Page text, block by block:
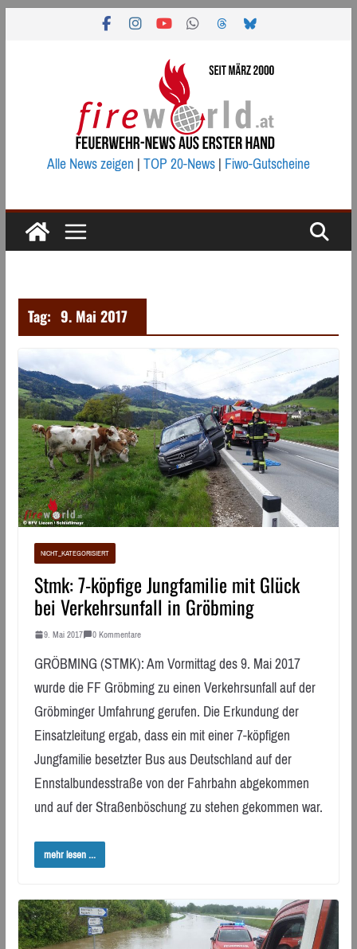
Alle News zeigen|TOP 20-News|Fiwo-Gutscheine
Tag: 9. Mai 2017
NICHT_KATEGORISIERT
Stmk: 7-köpfige Jungfamilie mit Glück
bei Verkehrsunfall in Gröbming
9. Mai 2017 0 Kommentare
GRÖBMING (STMK): Am Vormittag des 9. Mai 2017
wurde die FF Gröbming zu einen Verkehrsunfall auf der
Gröbminger Umfahrung gerufen. Die Erkundung der
Einsatzleitung ergab, dass ein mit einer 7-köpfigen
Jungfamilie besetzter Bus aus Deutschland auf der
Ennstalbundesstraße von der Fahrbahn abgekommen
und auf der Straßenböschung zu stehen gekommen war.
mehr lesen ...